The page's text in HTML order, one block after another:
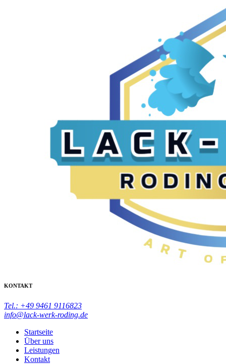
KONTAKT
Tel.: +49 9461 9116823
info@lack-werk-roding.de
Startseite
Über uns
Leistungen
Kontakt